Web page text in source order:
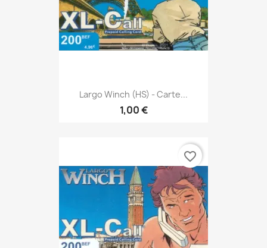
Largo Winch (HS) - Carte...
1,00 €
favorite_border